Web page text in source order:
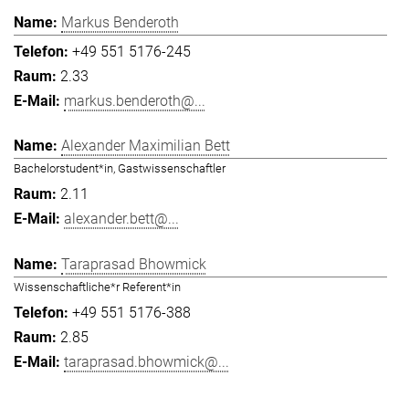
Markus Benderoth
+49 551 5176-245
2.33
markus.benderoth@...
Alexander Maximilian Bett
Bachelorstudent*in, Gastwissenschaftler
2.11
alexander.bett@...
Taraprasad Bhowmick
Wissenschaftliche*r Referent*in
+49 551 5176-388
2.85
taraprasad.bhowmick@...